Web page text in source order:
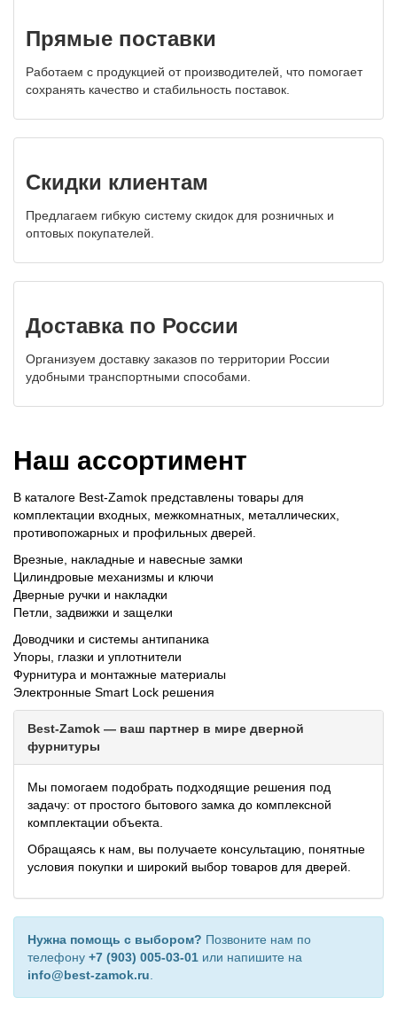
Прямые поставки
Работаем с продукцией от производителей, что помогает
сохранять качество и стабильность поставок.
Скидки клиентам
Предлагаем гибкую систему скидок для розничных и
оптовых покупателей.
Доставка по России
Организуем доставку заказов по территории России
удобными транспортными способами.
Наш ассортимент
В каталоге Best-Zamok представлены товары для
комплектации входных, межкомнатных, металлических,
противопожарных и профильных дверей.
Врезные, накладные и навесные замки
Цилиндровые механизмы и ключи
Дверные ручки и накладки
Петли, задвижки и защелки
Доводчики и системы антипаника
Упоры, глазки и уплотнители
Фурнитура и монтажные материалы
Электронные Smart Lock решения
Best-Zamok — ваш партнер в мире дверной
фурнитуры
Мы помогаем подобрать подходящие решения под
задачу: от простого бытового замка до комплексной
комплектации объекта.
Обращаясь к нам, вы получаете консультацию, понятные
условия покупки и широкий выбор товаров для дверей.
Нужна помощь с выбором? Позвоните нам по
телефону +7 (903) 005-03-01 или напишите на
info@best-zamok.ru.